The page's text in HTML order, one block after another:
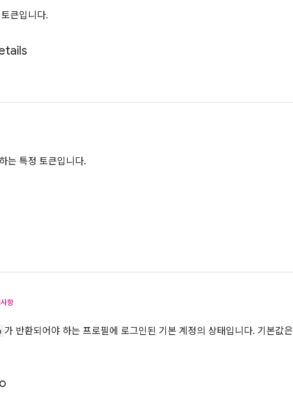
큰입니다.
는 특정 토큰입니다.
항
가 반환되어야 하는 프로필에 로그인된 기본 계정의 상태입니다. 기본값은